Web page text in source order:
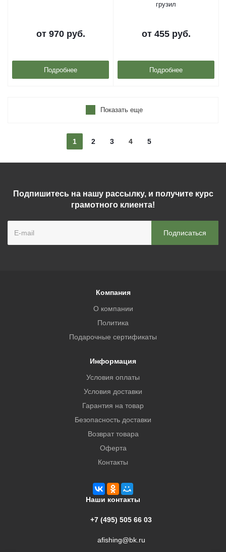
от 970 руб.
Подробнее
грузил
от 455 руб.
Подробнее
Показать еще
1 2 3 4 5
Подпишитесь на нашу рассылку, и получите курс
грамотного клиента!
Компания
О компании
Политика
Подарочные сертификаты
Информация
Условия оплаты
Условия доставки
Гарантия на товар
Безопасность доставки
Возврат товара
Оферта
Контакты
Наши контакты
+7 (495) 505 66 03
afishing@bk.ru